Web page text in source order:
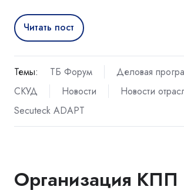
Читать пост
Темы: ТБ Форум
Деловая
СКУД
Новости
Новости
Secuteck ADAPT
Организация КПП